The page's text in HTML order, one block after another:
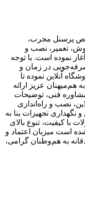
پرسنل مجرب،
در زمینه فروش، تعمیر، نصب و
نموده است. با توجه
در زمان و
آنلاین نموده تا
هم‌میهنان عزیز ارائه
فنی، توضیحات
نصب و راه‌اندازی
تجهیزات بنا به
با کیفیت، تنوع بالای
است میزبان اعتماد و
به هم‌وطنان گرامی،